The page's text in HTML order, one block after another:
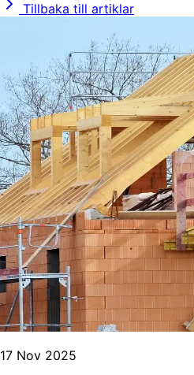
Tillbaka till artiklar
17 Nov 2025